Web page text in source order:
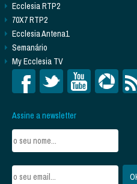
Ecclesia RTP2
70X7 RTP2
Ecclesia Antena1
Semanário
My Ecclesia TV
Assine a newsletter